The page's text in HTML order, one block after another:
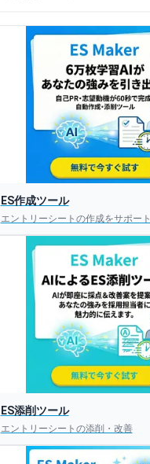
ES作成ツール
エントリーシートの作成をサポート
ES添削ツール
エントリーシートの添削・改善